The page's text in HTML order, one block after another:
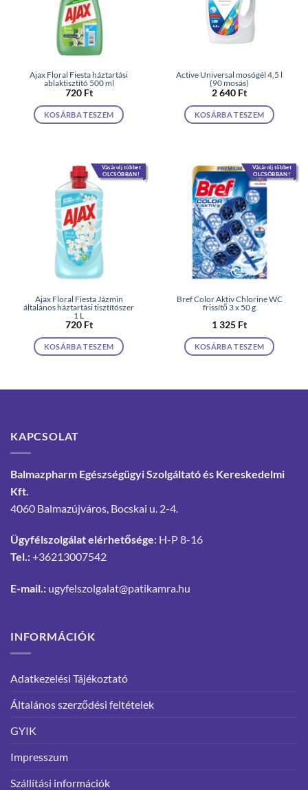
Ajax Floral Fiesta háztartási
ablaktisztító 500 ml
720 Ft
KOSÁRBA TESZEM
Active Universal mosógél 4,5 l
(90 mosás)
2 640 Ft
KOSÁRBA TESZEM
Vásárolj többet
OLCSÓBBAN!
Ajax Floral Fiesta Jázmin
általános háztartási tisztítószer
1 L
720 Ft
KOSÁRBA TESZEM
Vásárolj többet
OLCSÓBBAN!
Bref Color Aktiv Chlorine WC
frissítő 3 x 50 g
1 325 Ft
KOSÁRBA TESZEM
KAPCSOLAT
Balmazpharm Egészségügyi Szolgáltató és Kereskedelmi
Kft.
4060 Balmazújváros, Bocskai u. 2-4.
Ügyfélszolgálat elérhetősége: H-P 8-16
Tel.:+36213007542
E-mail.: ugyfelszolgalat@patikamra.hu
INFORMÁCIÓK
Adatkezelési Tájékoztató
Általános szerződési feltételek
GYIK
Impresszum
Szállítási információk